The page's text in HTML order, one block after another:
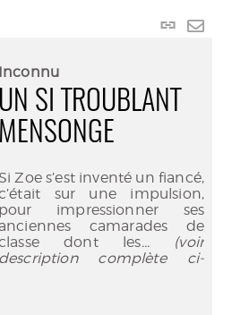
Lien
Inconnu
UN SI TROUBLANT
MENSONGE
Zoe s’est inventé un fiancé,
sur une impulsion,
pour impressionner ses
anciennes camarades de
dont les... (voir
description complète ci-